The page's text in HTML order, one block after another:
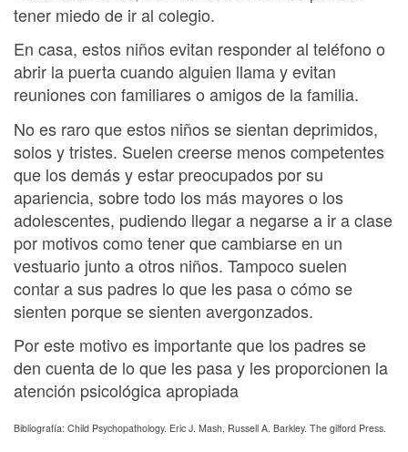
tener miedo de ir al colegio.
En casa, estos niños evitan responder al teléfono o
abrir la puerta cuando alguien llama y evitan
reuniones con familiares o amigos de la familia.
No es raro que estos niños se sientan deprimidos,
solos y tristes. Suelen creerse menos competentes
que los demás y estar preocupados por su
apariencia, sobre todo los más mayores o los
adolescentes, pudiendo llegar a negarse a ir a clase
por motivos como tener que cambiarse en un
vestuario junto a otros niños. Tampoco suelen
contar a sus padres lo que les pasa o cómo se
sienten porque se sienten avergonzados.
Por este motivo es importante que los padres se
den cuenta de lo que les pasa y les proporcionen la
atención psicológica apropiada
Bibliografía: Child Psychopathology. Eric J. Mash, Russell A. Barkley. The gilford Press.